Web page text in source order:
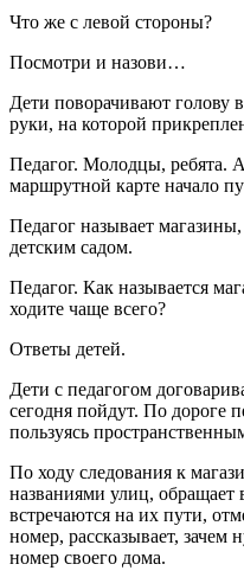
Что же с левой стороны?
Посмотри и назови…
Дети поворачивают голову
руки, на которой
Педагог. Молодцы, ребята. А
маршрутной карте начало
Педагог называет
детским садом.
Педагог. Как называется
ходите чаще всего?
Ответы детей.
Дети с педагогом
сегодня пойдут. По дороге
пользуясь
По ходу следования к
названиями улиц,
встречаются на их пути,
номер, рассказывает, зачем
номер своего дома.